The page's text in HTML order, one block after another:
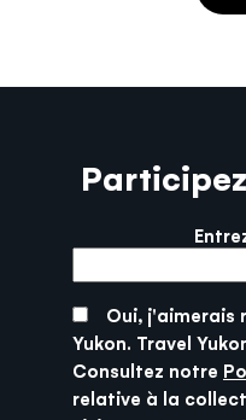
Oui, j'aimerais
Yukon. Travel
Consultez notre
relative à la